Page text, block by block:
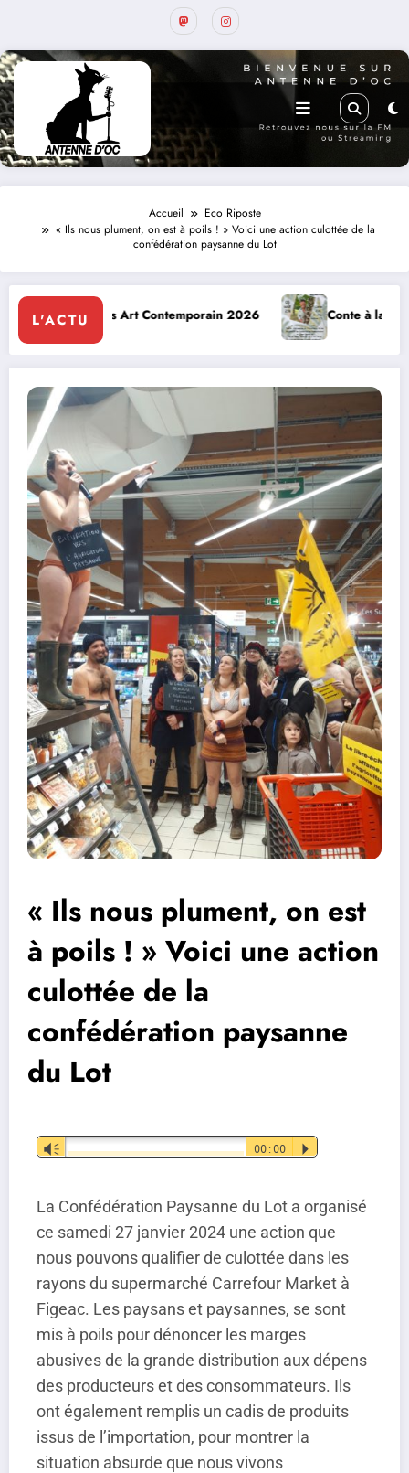
Accueil
Eco Riposte
« Ils nous plument, on est à poils ! » Voici une action culottée de la
confédération paysanne du Lot
L'ACTU
Conte à la Grotte : Yannick Jaulin à Cajarc le 5 août
« Ils nous plument, on est
à poils ! » Voici une action
culottée de la
confédération paysanne
du Lot
Lecteur
audio
Vm 00:00 P
La Confédération Paysanne du Lot a organisé
ce samedi 27 janvier 2024 une action que
nous pouvons qualifier de culottée dans les
rayons du supermarché Carrefour Market à
Figeac. Les paysans et paysannes, se sont
mis à poils pour dénoncer les marges
abusives de la grande distribution aux dépens
des producteurs et des consommateurs. Ils
ont également remplis un cadis de produits
issus de l’importation, pour montrer la
situation absurde que nous vivons